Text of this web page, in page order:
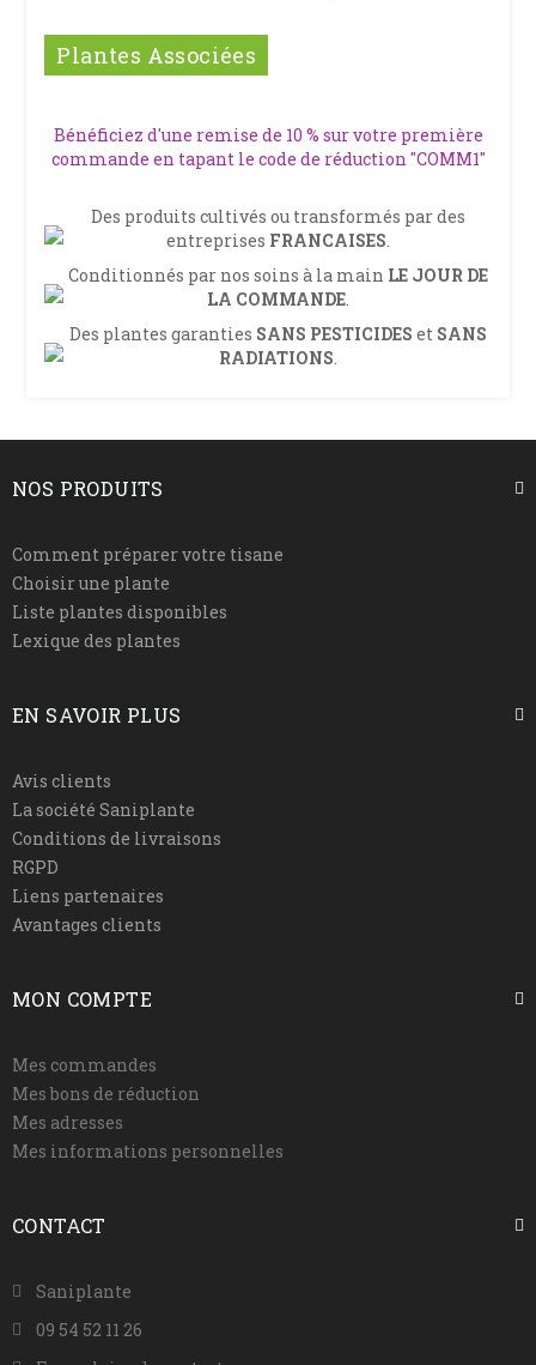
Plantes Associées
Bénéficiez d'une remise de 10 % sur votre première
commande en tapant le code de réduction "COMM1"
Des produits cultivés ou transformés par des
entreprises FRANCAISES.
Conditionnés par nos soins à la main LE JOUR DE
LA COMMANDE.
Des plantes garanties SANS PESTICIDES et SANS
RADIATIONS.
NOS PRODUITS
Comment préparer votre tisane
Choisir une plante
Liste plantes disponibles
Lexique des plantes
EN SAVOIR PLUS
Avis clients
La société Saniplante
Conditions de livraisons
RGPD
Liens partenaires
Avantages clients
MON COMPTE
Mes commandes
Mes bons de réduction
Mes adresses
Mes informations personnelles
CONTACT
Saniplante
09 54 52 11 26